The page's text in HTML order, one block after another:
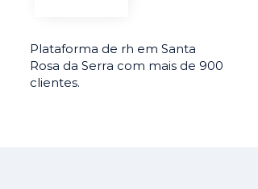
Plataforma de rh em Santa
Rosa da Serra com mais de 900
clientes.